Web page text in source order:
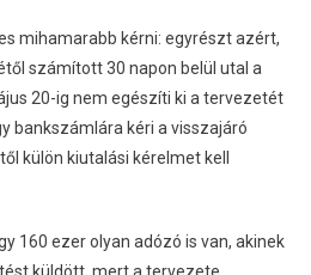
mihamarabb kérni: egyrészt azért,
számított 30 napon belül utal a
20-ig nem egészíti ki a tervezetét
bankszámlára kéri a visszajáró
külön kiutalási kérelmet kell
160 ezer olyan adózó is van, akinek
küldött, mert a tervezete